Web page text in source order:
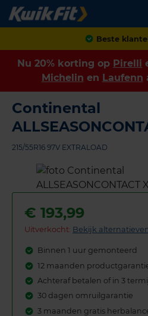
Achteraf
Nu 20% korting op Pirelli
Michelin en Laufenn
Continental
215/55R16 97V EXTRALOAD
€ 193,99
Uitverkocht: Bekijk
Binnen 1 uur gemonteerd
12 maanden
Achteraf betalen of in 3
30 dagen omruilgarantie
3 maanden gratis